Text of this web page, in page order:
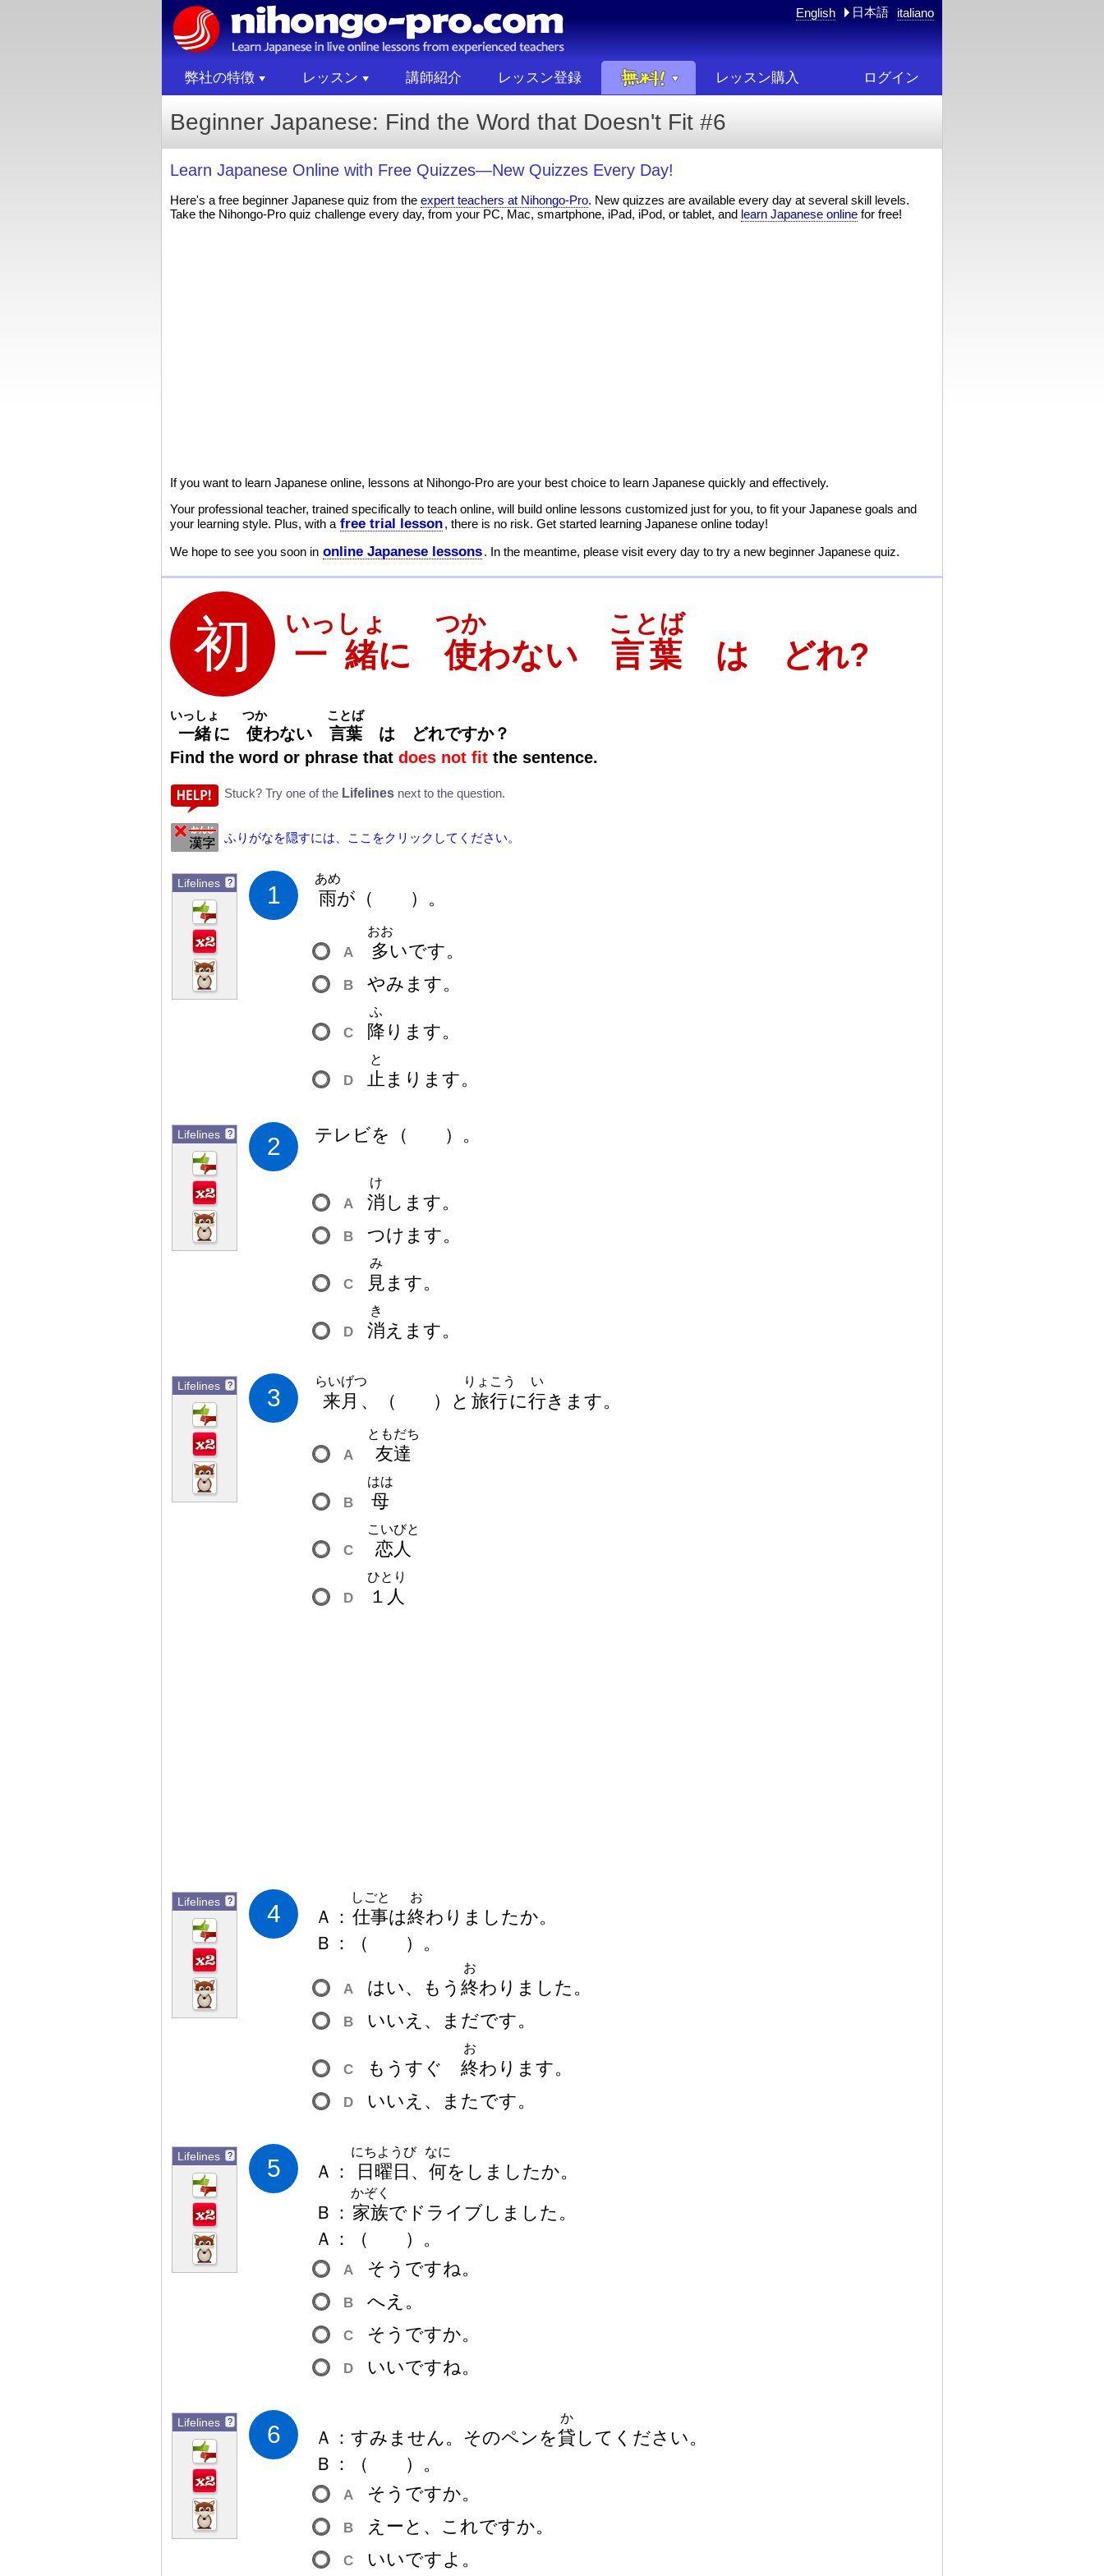
English 日本語 italiano
弊社の特徴 レッスン 講師紹介 レッスン登録 レッスン購入 ログイン
Beginner Japanese: Find the Word that Doesn't Fit #6
Learn Japanese Online with Free Quizzes—New Quizzes Every Day!
Here's a free beginner Japanese quiz from the expert teachers at Nihongo-Pro. New quizzes are available every day at several skill levels.
Take the Nihongo-Pro quiz challenge every day, from your PC, Mac, smartphone, iPad, iPod, or tablet, and learn Japanese online for free!
If you want to learn Japanese online, lessons at Nihongo-Pro are your best choice to learn Japanese quickly and effectively.
Your professional teacher, trained specifically to teach online, will build online lessons customized just for you, to fit your Japanese goals and
your learning style. Plus, with a free trial lesson, there is no risk. Get started learning Japanese online today!
We hope to see you soon in online Japanese lessons. In the meantime, please visit every day to try a new beginner Japanese quiz.
一緒
いっしょ
に使
つか
わない 言葉
ことば
は どれ?
一緒
いっしょ
に 使
つか
わない 言葉
ことば
は どれですか？
Find the word or phrase that does not fit the sentence.
Stuck? Try one of the Lifelines next to the question.
ふりがなを隠すには、ここをクリックしてください。
Lifelines ? 1 雨
あめ
が （ ） 。
A 多
おお
いです。
B やみます。
C 降
ふ
ります。
D 止
と
まります。
Lifelines ? 2 テレビを （ ） 。
A 消
け
します。
B つけます。
C 見
み
ます。
D 消
き
えます。
Lifelines ? 3 来月
らいげつ
、 （ ） と 旅行
りょこう
に行
い
きます。
A 友達
ともだち
B 母
はは
C 恋人
こいびと
D １ 人
ひとり
Lifelines ? 4 Ａ ： 仕事
しごと
は終
お
わりましたか。
Ｂ ： （ ） 。
A はい、もう 終
お
わりました。
B いいえ、まだです。
C もうすぐ 終
お
わります。
D いいえ、またです。
Lifelines ? 5 Ａ ： 日 曜日
にちようび
、 何
なに
をしましたか。
Ｂ ： 家族
かぞく
でドライブしました。
Ａ ： （ ） 。
A そうですね。
B へえ。
C そうですか。
D いいですね。
Lifelines ? 6 Ａ ： すみません。そのペンを貸
か
してください。
Ｂ ： （ ） 。
A そうですか。
B えーと、これですか。
C いいですよ。